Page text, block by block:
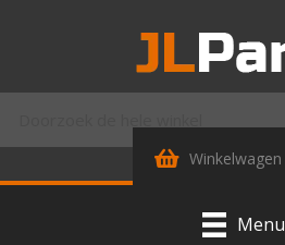
Winkelwagen
Menu